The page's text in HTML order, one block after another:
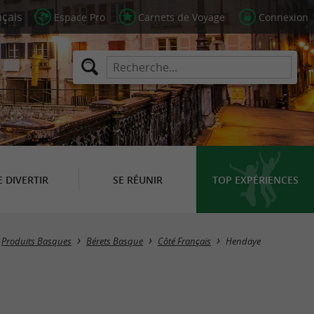
Espace Pro Carnets de Voyage Connexion
DIVERTIR SE RÉUNIR TOP EXPÉRIENCES
Masquer la carte
Produits Basques Bérets Basque Côté Français Hendaye